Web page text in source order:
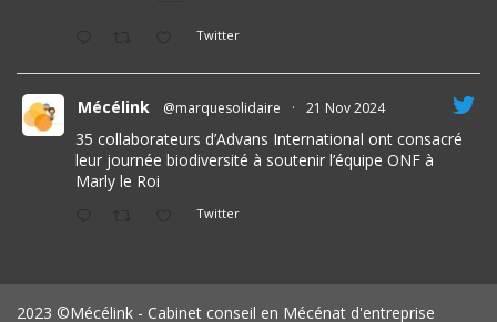
Twitter
Mécélink @marquesolidaire · 21 Nov 2024
35 collaborateurs d’Advans International ont consacré
leur journée biodiversité à soutenir l’équipe ONF à
Marly le Roi
Twitter
2023 ©Mécélink - Cabinet conseil en Mécénat d'entreprise